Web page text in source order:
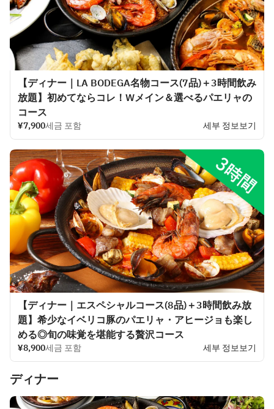
【ディナー｜LA BODEGA名物コース(7品)＋3時間飲み
放題】初めてならコレ！Wメイン＆選べるパエリャの
コース
¥7,900세금 포함 세부 정보보기
【ディナー｜エスペシャルコース(8品)＋3時間飲み放
題】希少なイベリコ豚のパエリャ・アヒージョも楽し
める◎旬の味覚を堪能する贅沢コース
¥8,900세금 포함 세부 정보보기
ディナー